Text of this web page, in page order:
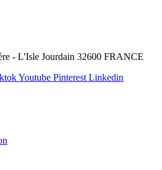
- L'Isle Jourdain 32600 FRANCE
Youtube Pinterest Linkedin